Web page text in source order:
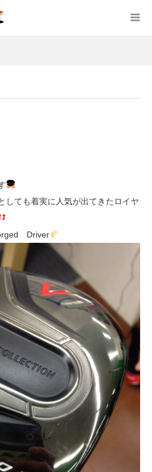
しても着実に人気が出てきたロイヤ
Driver